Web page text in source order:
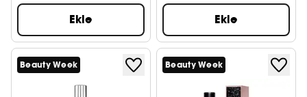
Ekle Ekle
Beauty Week Beauty Week